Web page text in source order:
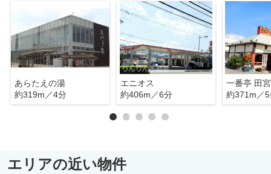
あらたえの湯
約319m／4分
エニオス
約406m／6分
一番亭 田
約371m／
エリアの近い物件